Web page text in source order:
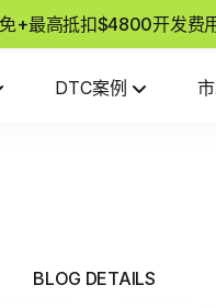
+最高抵扣$4800开发费
DTC案例
BLOG DETAILS